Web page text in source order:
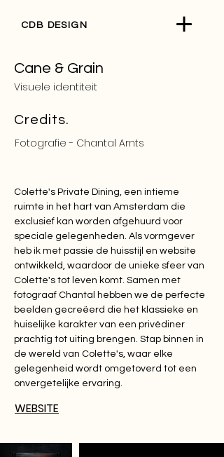
CDB DESIG N
Cane & Grain
Visuele identiteit
Credits.
Fotografie - Chantal Arnts
Colette's Private Dining, een intieme
ruimte in het hart van Amsterdam die
exclusief kan worden afgehuurd voor
speciale gelegenheden. Als vormgever
heb ik met passie de huisstijl en website
ontwikkeld, waardoor de unieke sfeer van
Colette's tot leven komt. Samen met
fotograaf Chantal hebben we de perfecte
beelden gecreëerd die het klassieke en
huiselijke karakter van een privédiner
prachtig tot uiting brengen. Stap binnen in
de wereld van Colette's, waar elke
gelegenheid wordt omgetoverd tot een
onvergetelijke ervaring.
WEBSITE